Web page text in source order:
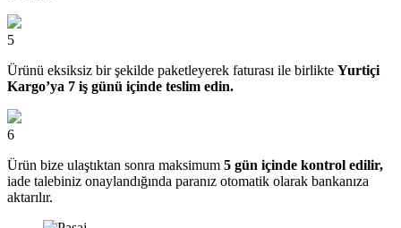
5
Ürünü eksiksiz bir şekilde paketleyerek faturası ile birlikte Yurtiçi
Kargo’ya 7 iş günü içinde teslim edin.
6
Ürün bize ulaştıktan sonra maksimum 5 gün içinde kontrol edilir,
iade talebiniz onaylandığında paranız otomatik olarak bankanıza
aktarılır.